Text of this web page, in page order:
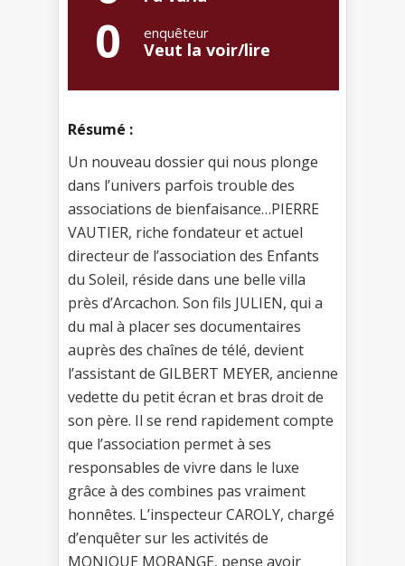
0 enquêteur
Veut la voir/lire
Résumé :
Un nouveau dossier qui nous plonge
dans l’univers parfois trouble des
associations de bienfaisance…PIERRE
VAUTIER, riche fondateur et actuel
directeur de l’association des Enfants
du Soleil, réside dans une belle villa
près d’Arcachon. Son fils JULIEN, qui a
du mal à placer ses documentaires
auprès des chaînes de télé, devient
l’assistant de GILBERT MEYER, ancienne
vedette du petit écran et bras droit de
son père. Il se rend rapidement compte
que l’association permet à ses
responsables de vivre dans le luxe
grâce à des combines pas vraiment
honnêtes. L’inspecteur CAROLY, chargé
d’enquêter sur les activités de
MONIQUE MORANGE, pense avoir